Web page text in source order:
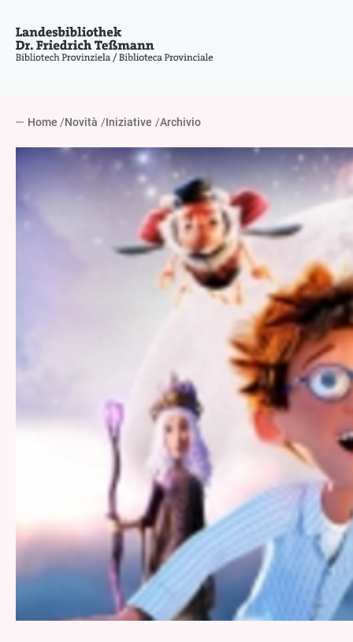
Home Novità Iniziative Archivio